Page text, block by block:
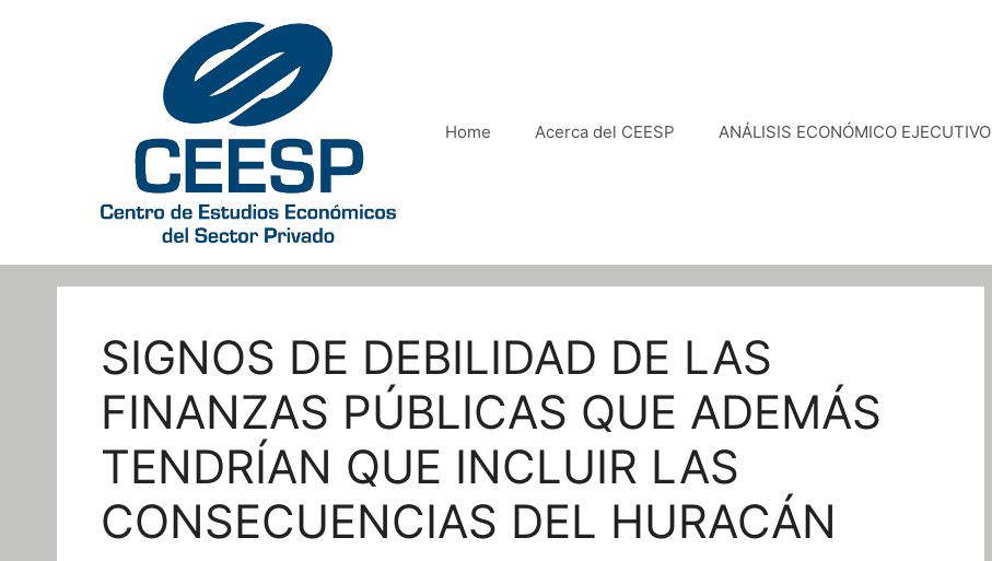
Home Acerca del CEESP ANÁLISIS ECONÓMICO EJECUTIVO
SIGNOS DE DEBILIDAD DE LAS
FINANZAS PÚBLICAS QUE ADEMÁS
TENDRÍAN QUE INCLUIR LAS
CONSECUENCIAS DEL HURACÁN